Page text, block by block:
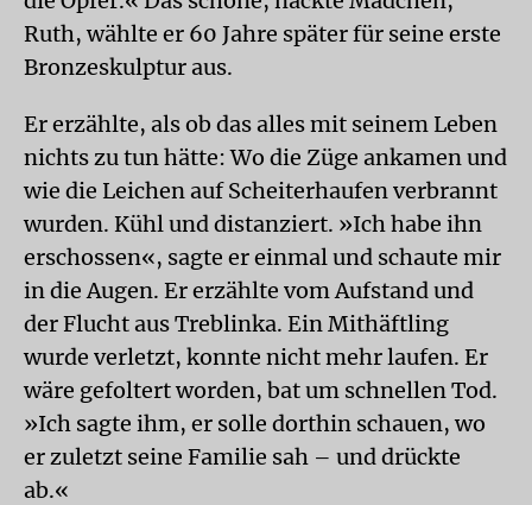
Ruth, wählte er 60 Jahre später für seine erste
Bronzeskulptur aus.
Er erzählte, als ob das alles mit seinem Leben
nichts zu tun hätte: Wo die Züge ankamen und
wie die Leichen auf Scheiterhaufen verbrannt
wurden. Kühl und distanziert. »Ich habe ihn
erschossen«, sagte er einmal und schaute mir
in die Augen. Er erzählte vom Aufstand und
der Flucht aus Treblinka. Ein Mithäftling
wurde verletzt, konnte nicht mehr laufen. Er
wäre gefoltert worden, bat um schnellen Tod.
»Ich sagte ihm, er solle dorthin schauen, wo
er zuletzt seine Familie sah – und drückte
ab.«